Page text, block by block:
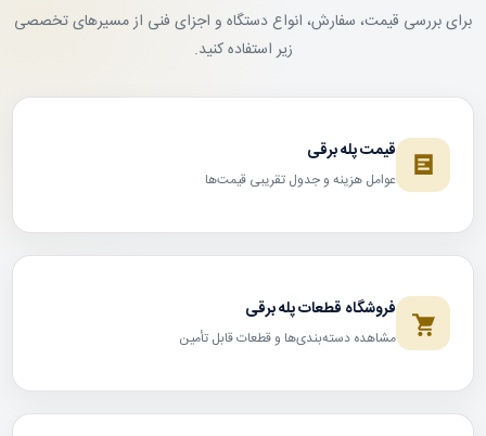
برای بررسی قیمت، سفارش، انواع دستگاه و اجزای فنی از مسیرهای تخصصی
زیر استفاده کنید.
قیمت پله برقی
عوامل هزینه و جدول تقریبی قیمت‌ها
فروشگاه قطعات پله برقی
مشاهده دسته‌بندی‌ها و قطعات قابل تأمین